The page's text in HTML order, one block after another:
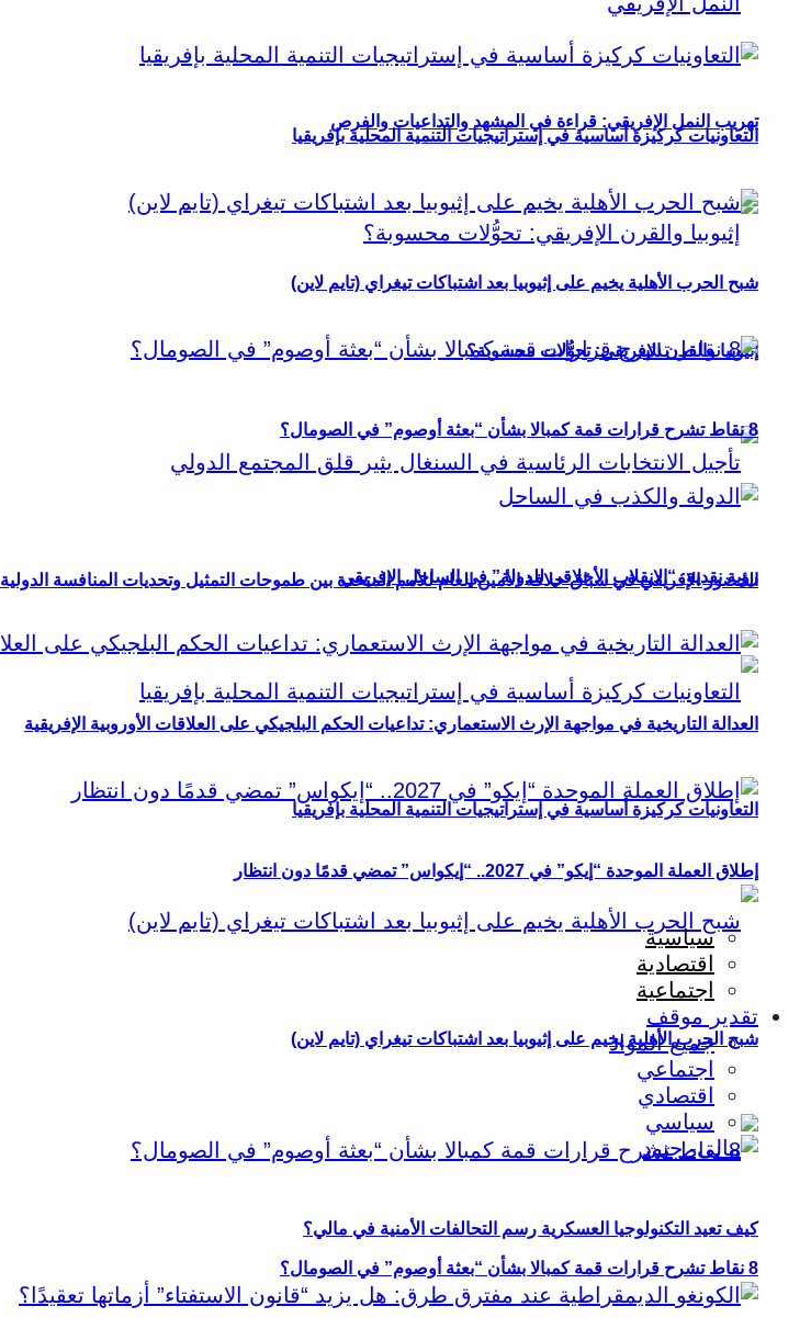
تهريب النمل الإفريقي: قراءة في المشهد والتداعيات والفرص
إثيوبيا والقرن الإفريقي: تحوُّلات محسوبة؟
الحضور الإفريقي في سباق خلافة الأمين العام للأمم المتحدة بين طموحات التمثيل وتحديات المنافسة الدولية
التعاونيات كركيزة أساسية في إستراتيجيات التنمية المحلية بإفريقيا
شبح الحرب الأهلية يخيم على إثيوبيا بعد اشتباكات تيغراي (تايم لاين)
8 نقاط تشرح قرارات قمة كمبالا بشأن “بعثة أوصوم” في الصومال؟
التعاونيات كركيزة أساسية في إستراتيجيات التنمية المحلية بإفريقيا
شبح الحرب الأهلية يخيم على إثيوبيا بعد اشتباكات تيغراي (تايم لاين)
8 نقاط تشرح قرارات قمة كمبالا بشأن “بعثة أوصوم” في الصومال؟
رؤية نقدية: “الانقلاب الأخلاقي للدولة” في الساحل الإفريقي
العدالة التاريخية في مواجهة الإرث الاستعماري: تداعيات الحكم البلجيكي على العلاقات الأوروبية الإفريقية
إطلاق العملة الموحدة “إيكو” في 2027.. “إيكواس” تمضي قدمًا دون انتظار
سياسية
اقتصادية
اجتماعية
تقدير موقف
جميع المواد
اجتماعي
اقتصادي
سياسي
كيف تعيد التكنولوجيا العسكرية رسم التحالفات الأمنية في مالي؟